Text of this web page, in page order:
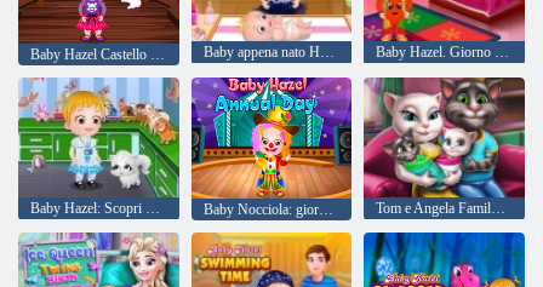
Baby appena nato Hazel vaccinazione Baby Hazel. Giorno dello Sport
Baby Hazel: Scopri gli animali Baby Nocciola: giornata annuale della scuola Tom e Angela Family Day Twins